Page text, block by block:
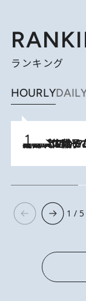
ランキング
HOURLY
2026.8.5
【阿川佐和子さんの年とる力】なぜ70代で始めた趣味は“こんなに楽しい”のか？ ピアノ、俳句…スランプに陥っても続けられる“ある秘訣”とは
1 / 5